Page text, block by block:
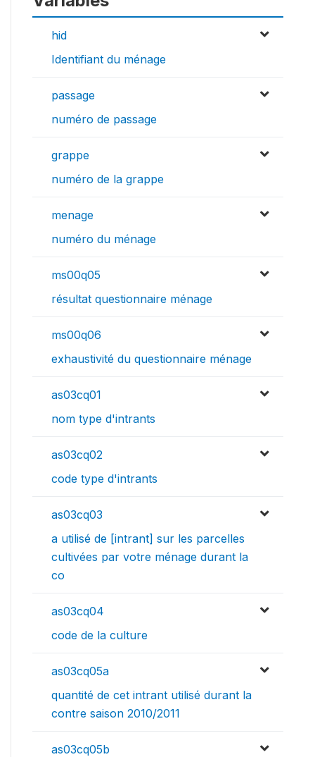
hid
Identifiant du ménage
passage
numéro de passage
grappe
numéro de la grappe
menage
numéro du ménage
ms00q05
résultat questionnaire ménage
ms00q06
exhaustivité du questionnaire ménage
as03cq01
nom type d'intrants
as03cq02
code type d'intrants
as03cq03
a utilisé de [intrant] sur les parcelles
cultivées par votre ménage durant la
co
as03cq04
code de la culture
as03cq05a
quantité de cet intrant utilisé durant la
contre saison 2010/2011
as03cq05b